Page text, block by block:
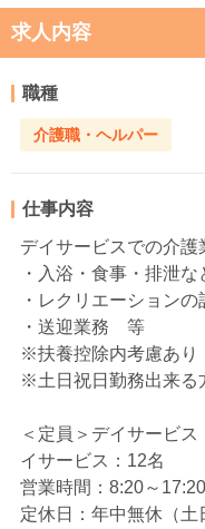
求人内容
職種
介護職・ヘルパー
仕事内容
デイサービスでの介護
・入浴・食事・排泄な
・レクリエーション
・送迎業務 等
※扶養控除内考慮あり
※土日祝日勤務出来る
＜定員＞デイサービ
イサービス：12名
営業時間：8:20～17:20
定休日：年中無休（土